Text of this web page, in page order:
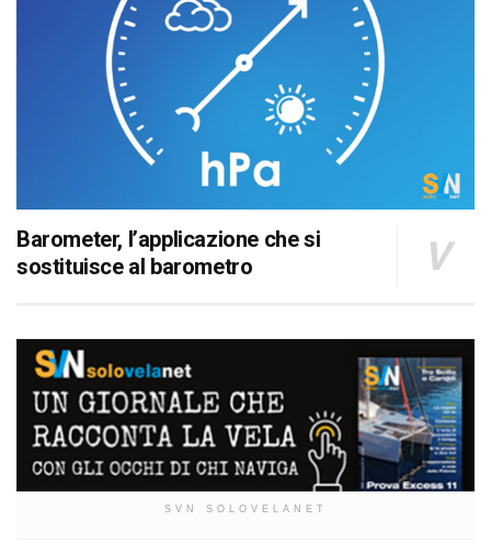
Barometer, l’applicazione che si
sostituisce al barometro
SVN SOLOVELANET